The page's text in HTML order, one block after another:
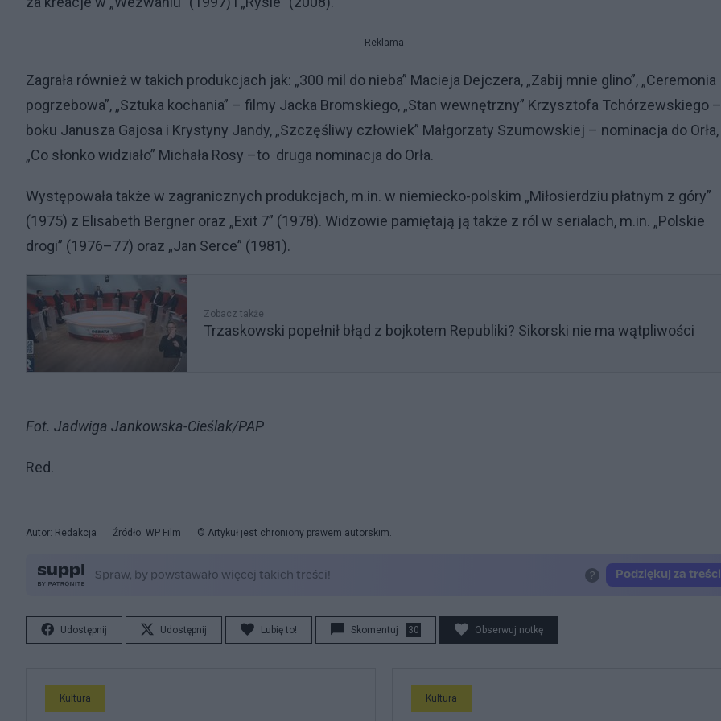
Reklama
Zagrała również w takich produkcjach jak: „300 mil do nieba” Macieja Dejczera, „Zabij mnie glino”, „Ceremonia
pogrzebowa”, „Sztuka kochania” – filmy Jacka Bromskiego, „Stan wewnętrzny” Krzysztofa Tchórzewskiego
boku Janusza Gajosa i Krystyny Jandy, „Szczęśliwy człowiek” Małgorzaty Szumowskiej – nominacja do Orła,
„Co słonko widziało” Michała Rosy –to druga nominacja do Orła.
Występowała także w zagranicznych produkcjach, m.in. w niemiecko-polskim „Miłosierdziu płatnym z góry”
(1975) z Elisabeth Bergner oraz „Exit 7” (1978). Widzowie pamiętają ją także z ról w serialach, m.in. „Polskie
drogi” (1976–77) oraz „Jan Serce” (1981).
Zobacz także
Trzaskowski popełnił błąd z bojkotem Republiki? Sikorski nie ma wątpliwości
Fot. Jadwiga Jankowska-Cieślak/PAP
Red.
Autor: Redakcja Źródło: WP Film © Artykuł jest chroniony prawem autorskim.
Udostępnij Udostępnij Lubię to! Skomentuj 30 Obserwuj notkę
Kultura Kultura